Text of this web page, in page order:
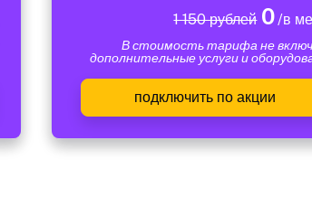
1 150 рублей0/в
В стоимость тарифа не
дополнительные услуги и
подключить по акции